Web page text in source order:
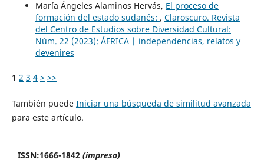
María Ángeles Alaminos Hervás, El proceso de
formación del estado sudanés: , Claroscuro. Revista
del Centro de Estudios sobre Diversidad Cultural:
Núm. 22 (2023): ÁFRICA | independencias, relatos y
devenires
1 2 3 4 > >>
También puede Iniciar una búsqueda de similitud avanzada
para este artículo.
ISSN:1666-1842 (impreso)